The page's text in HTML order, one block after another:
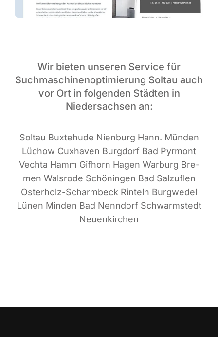
Wir bieten unseren Service für
Suchmaschinenoptimierung Soltau auch
vor Ort in folgenden Städten in
Niedersachsen an:
Sol­tau Bux­te­hu­de Nien­burg Hann. Mün­den
Lüchow Cux­ha­ven Burg­dorf Bad Pyr­mont
Vech­ta Hamm Gif­horn Hagen War­burg Bre­
men Wals­ro­de Schö­nin­gen Bad Sal­zu­flen
Oster­holz-Scharm­beck Rin­teln Burg­we­del
Lünen Min­den Bad Nenn­dorf Schwarm­stedt
Neuenkirchen